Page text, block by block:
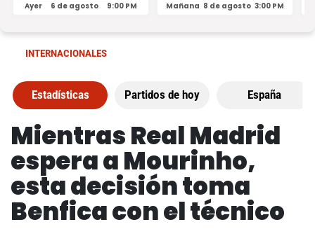
Ayer 6 de agosto 9:00 PM Mañana 8 de agosto 3:00 PM
INTERNACIONALES
Estadísticas Partidos de hoy España
Mientras Real Madrid
espera a Mourinho,
esta decisión toma
Benfica con el técnico